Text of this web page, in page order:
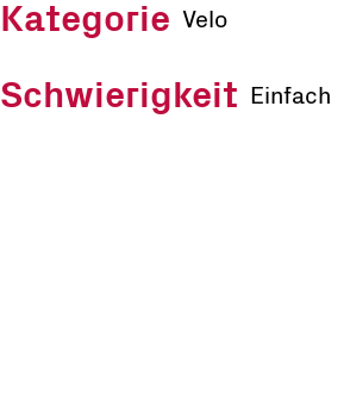
Kategorie Velo
Schwierigkeit Einfach